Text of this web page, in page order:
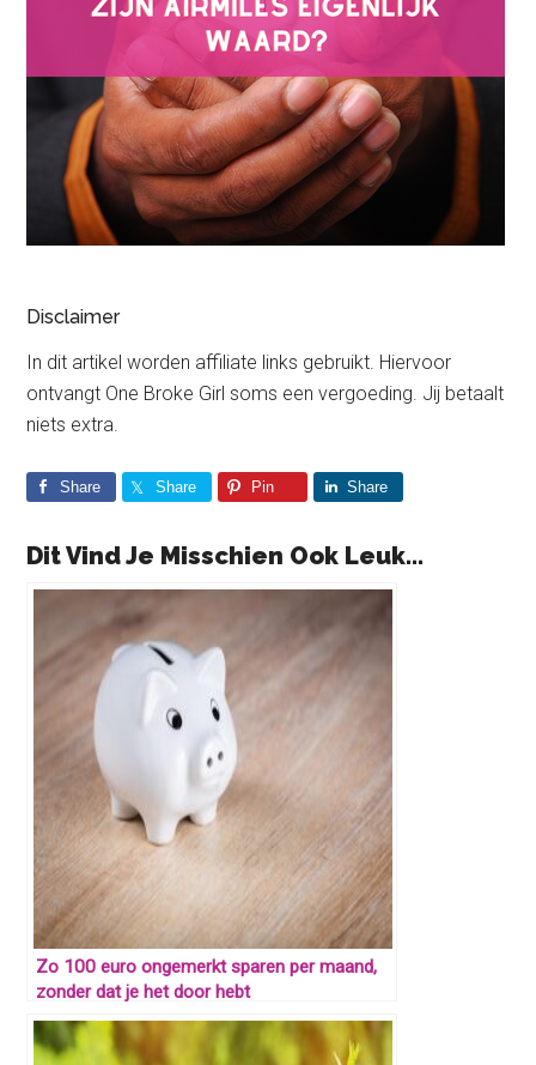
Disclaimer
In dit artikel worden affiliate links gebruikt. Hiervoor
ontvangt One Broke Girl soms een vergoeding. Jij betaalt
niets extra.
Share Share Pin Share
Dit Vind Je Misschien Ook Leuk...
Zo 100 euro ongemerkt sparen per maand,
zonder dat je het door hebt